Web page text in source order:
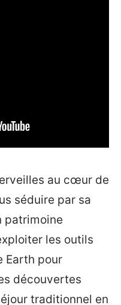
au cœur de
séduire par sa
patrimoine
les outils
Earth pour
découvertes
traditionnel en